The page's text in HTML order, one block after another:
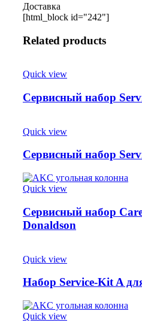
Доставка
[html_block id="242"]
Related products
Quick view
Сервисный набор
Quick view
Сервисный набор
Quick view
Сервисный набор
Donaldson
Quick view
Набор Service-Kit A
Quick view